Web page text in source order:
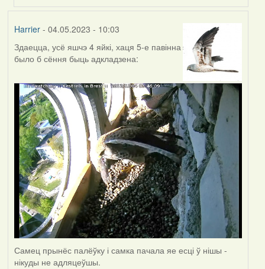
Harrier- 04.05.2023 - 10:03
Здаецца, усё яшчэ 4 яйкі, хаця 5-е павінна
было б сёння быць адкладзена:
Самец прынёс палёўку і самка пачала яе есці ў нішы -
нікуды не адляцеўшы.